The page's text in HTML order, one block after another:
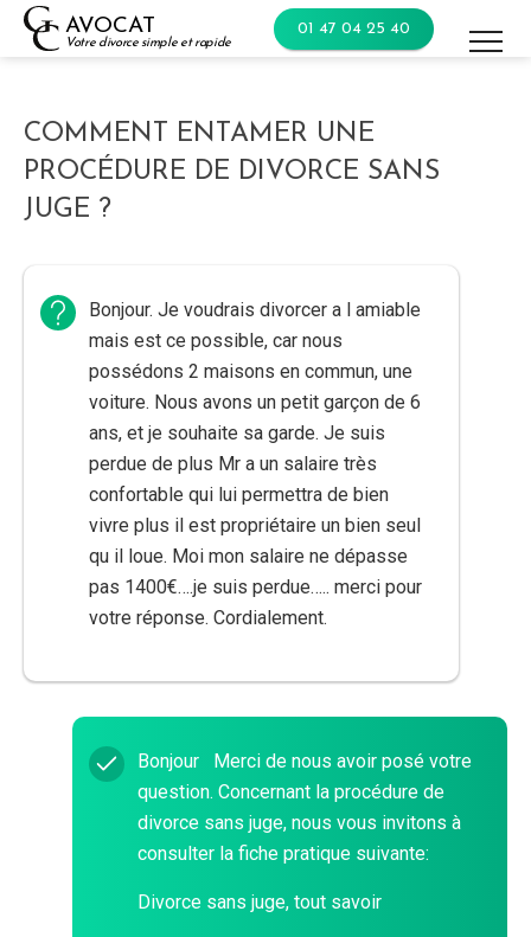
Skip
AVOCAT
Votre divorce simple et rapide
01 47 04 25 40
COMMENT ENTAMER UNE
PROCÉDURE DE DIVORCE SANS
JUGE ?
Bonjour. Je voudrais divorcer a l amiable
mais est ce possible, car nous
possédons 2 maisons en commun, une
voiture. Nous avons un petit garçon de 6
ans, et je souhaite sa garde. Je suis
perdue de plus Mr a un salaire très
confortable qui lui permettra de bien
vivre plus il est propriétaire un bien seul
qu il loue. Moi mon salaire ne dépasse
pas 1400€….je suis perdue….. merci pour
votre réponse. Cordialement.
Bonjour Merci de nous avoir posé votre
question. Concernant la procédure de
divorce sans juge, nous vous invitons à
consulter la fiche pratique suivante:
Divorce sans juge, tout savoir